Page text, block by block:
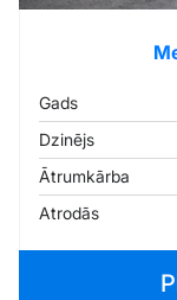
Gads
Dzinējs
Ātrumkārba
Atrodās